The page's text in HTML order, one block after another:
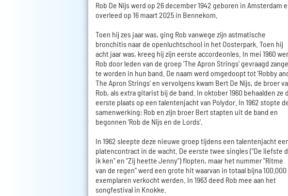
Rob De Nijs werd op 26 december 1942 geboren in Amsterdam
overleed op 16 maart 2025 in Bennekom.
Toen hij zes jaar was, ging Rob vanwege zijn astmatische
bronchitis naar de openluchtschool in het Oosterpark. Toen hij
acht jaar was, kreeg hij zijn eerste accordeonles. In mei 1960
Rob door leden van de groep 'The Apron Strings' gevraagd
te worden in hun band. De naam werd omgedoopt tot 'Robby
The Apron Strings' en vervolgens kwam Bert De Nijs, de broer
Rob, als extra gitarist bij de band. In oktober 1960 behaalden ze
eerste plaats op een talentenjacht van Polydor. In 1962 stopte
samenwerking: Rob en zijn broer Bert stapten uit de band en
begonnen 'Rob de Nijs en de Lords'.
In 1962 sleepte deze nieuwe groep tijdens een talentenjacht
platencontract in de wacht. De eerste twee singles ("De liefste
ik ken" en "Zij heette Jenny") flopten, maar het nummer "Ritme
van de regen" werd een grote hit waarvan in totaal bijna 100.000
exemplaren verkocht werden. In 1963 deed Rob mee aan het
songfestival in Knokke.